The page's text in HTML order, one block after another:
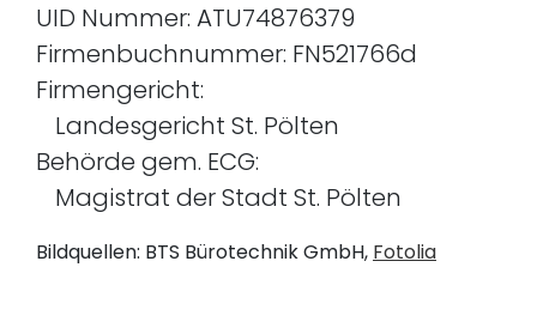
UID Nummer: ATU74876379
Firmenbuchnummer: FN521766d
Firmengericht:
Landesgericht St. Pölten
Behörde gem. ECG:
Magistrat der Stadt St. Pölten
Bildquellen: BTS Bürotechnik GmbH, Fotolia